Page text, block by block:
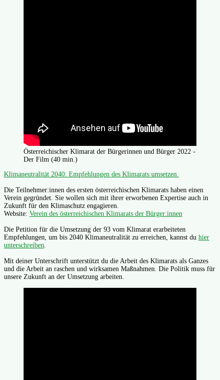
Österreichischer Klimarat der Bürgerinnen und Bürger 2022 -
Der Film (40 min.)
Klimaneutralität 2040: Empfehlungen des Klimarats umsetzen.
Die Teilnehmer:innen des ersten österreichischen Klimarats haben einen
Verein gegründet. Sie wollen sich mit ihrer erworbenen Expertise auch in
Zukunft für den Klimaschutz engagieren.
Website: Verein des österreichischen Klimarats der Bürger:innen
Die Petition für die Umsetzung der 93 vom Klimarat erarbeiteten
Empfehlungen, um bis 2040 Klimaneutralität zu erreichen, kannst du hier
unterschreiben.
Mit deiner Unterschrift unterstützt du die Arbeit des Klimarats als Ganzes
und die Arbeit an raschen und wirksamen Maßnahmen. Die Politik muss für
unsere Zukunft an der Umsetzung arbeiten.